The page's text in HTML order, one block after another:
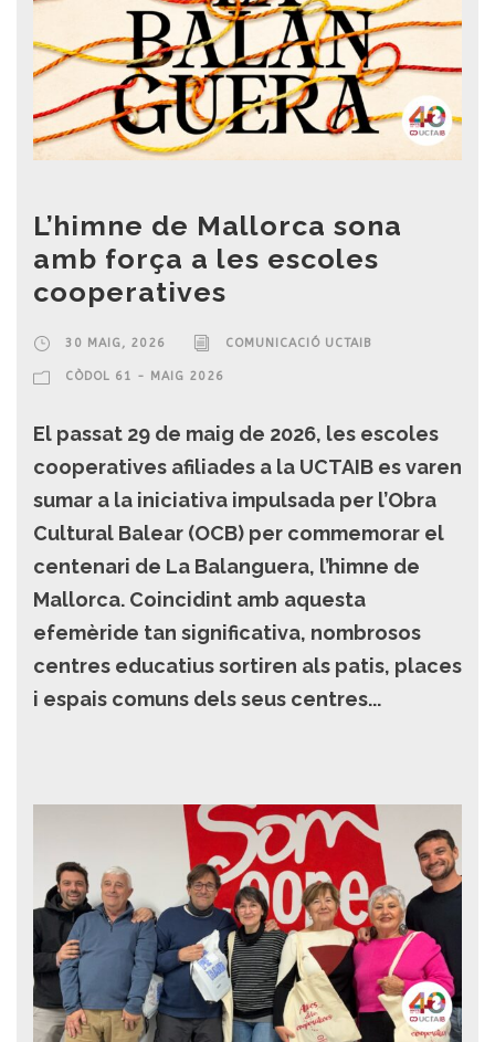
L’himne de Mallorca sona
amb força a les escoles
cooperatives
30 MAIG, 2026 COMUNICACIÓ UCTAIB
CÒDOL 61 - MAIG 2026
El passat 29 de maig de 2026, les escoles
cooperatives afiliades a la UCTAIB es varen
sumar a la iniciativa impulsada per l’Obra
Cultural Balear (OCB) per commemorar el
centenari de La Balanguera, l’himne de
Mallorca. Coincidint amb aquesta
efemèride tan significativa, nombrosos
centres educatius sortiren als patis, places
i espais comuns dels seus centres...